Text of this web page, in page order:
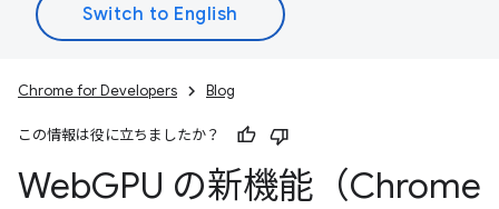
Chrome for Developers Blog
この情報は役に立ちましたか？
WebGPU の新機能（Chrome